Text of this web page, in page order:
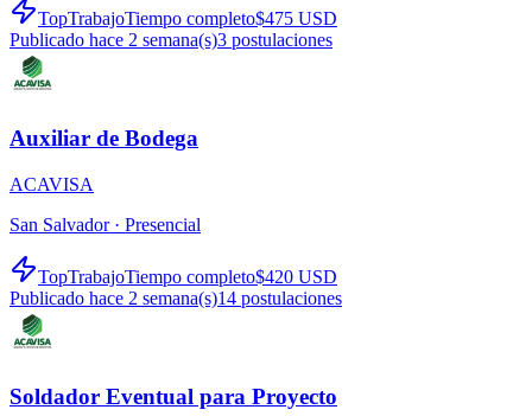
TopTrabajoTiempo completo$475 USD
Publicado hace 2 semana(s)3 postulaciones
Auxiliar de Bodega
ACAVISA
San Salvador · Presencial
TopTrabajoTiempo completo$420 USD
Publicado hace 2 semana(s)14 postulaciones
Soldador Eventual para Proyecto